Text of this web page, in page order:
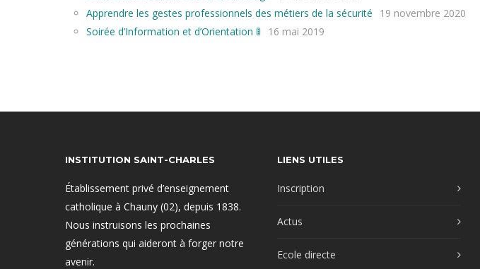
Apprendre les gestes professionnels des métiers de la sécurité
19 novembre 2020
Soirée d’Information et d’Orientation 🚦 16 mai 2019
INSTITUTION SAINT-CHARLES
Établissement privé d’enseignement
catholique à Chauny (02), depuis 1838.
Nous instruisons les prochaines
générations qui aideront à forger notre
avenir.
LIENS UTILES
Inscription
Actus
Ecole directe